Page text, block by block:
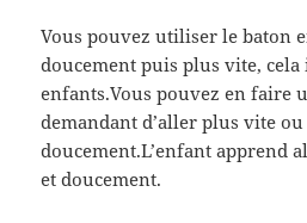
Vous pouvez utiliser le baton
doucement puis plus vite,
enfants.Vous pouvez en faire
demandant d’aller plus vite
doucement.L’enfant apprend
et doucement.